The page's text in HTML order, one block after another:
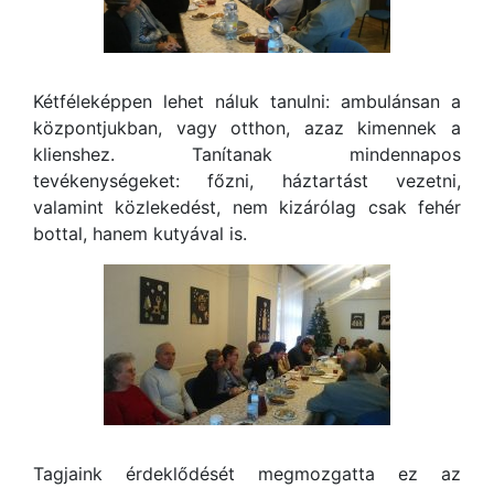
Kétféleképpen lehet náluk tanulni: ambulánsan a
központjukban, vagy otthon, azaz kimennek a
klienshez. Tanítanak mindennapos
tevékenységeket: főzni, háztartást vezetni,
valamint közlekedést, nem kizárólag csak fehér
bottal, hanem kutyával is.
Tagjaink érdeklődését megmozgatta ez az